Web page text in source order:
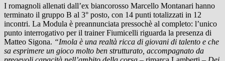
I romagnoli allenati dall’ex biancorosso Marcello Montanari hanno
terminato il gruppo B al 3° posto, con 14 punti totalizzati in 12
incontri. La Modula è preannunciata pressochè al completo: l’unico
punto interrogativo per il trainer Fiumicelli riguarda la presenza di
Matteo Sigona. “Imola è una realtà ricca di giovani di talento e che
sa esprimere un gioco molto ben strutturato, accompagnato da